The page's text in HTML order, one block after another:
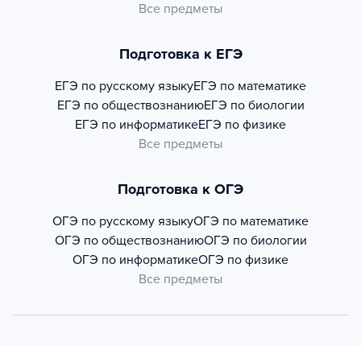
Все предметы
Подготовка к ЕГЭ
ЕГЭ по русскому языкуЕГЭ по математике
ЕГЭ по обществознаниюЕГЭ по биологии
ЕГЭ по информатикеЕГЭ по физике
Все предметы
Подготовка к ОГЭ
ОГЭ по русскому языкуОГЭ по математике
ОГЭ по обществознаниюОГЭ по биологии
ОГЭ по информатикеОГЭ по физике
Все предметы